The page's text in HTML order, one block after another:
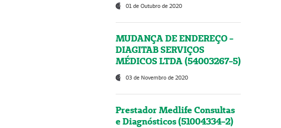
01 de Outubro de 2020
MUDANÇA DE ENDEREÇO -
DIAGITAB SERVIÇOS
MÉDICOS LTDA (54003267-5)
03 de Novembro de 2020
Prestador Medlife Consultas
e Diagnósticos (51004334-2)